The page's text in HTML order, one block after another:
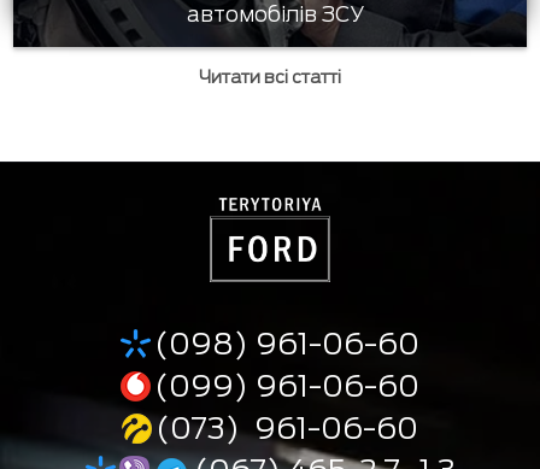
автомобілів ЗСУ
Читати всі статті
(098) 961-06-60
(099) 961-06-60
(073) 961-06-60